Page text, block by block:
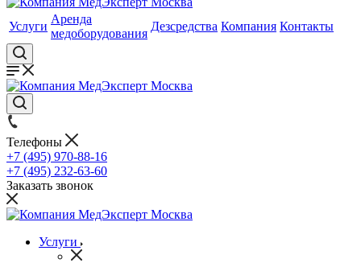
Услуги
Аренда
медоборудования
Дезсредства Компания Контакты
Телефоны
+7 (495) 970-88-16
+7 (495) 232-63-60
Заказать звонок
Услуги